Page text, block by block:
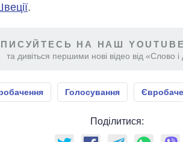
.
НА НАШ
та дивіться першими нові відео від «Слово і
Голосування
Поділитися: